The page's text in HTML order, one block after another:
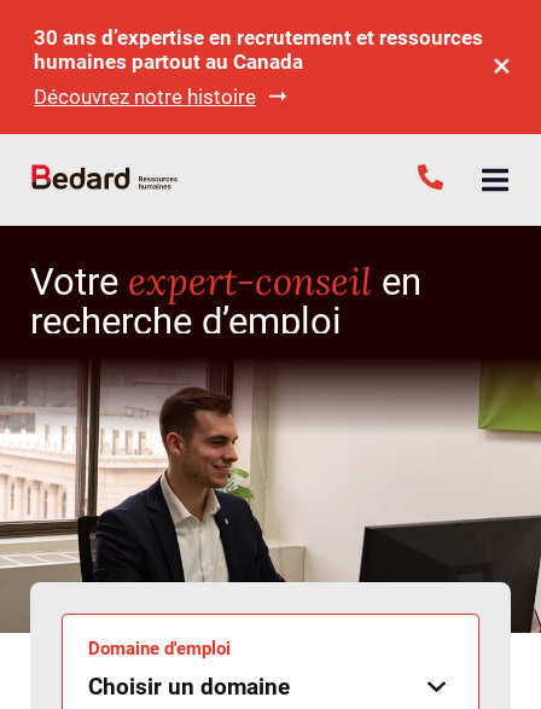
30 ans d’expertise en recrutement et ressources
humaines partout au Canada
Découvrez notre histoire
Votre expert-conseil en
recherche d’emploi
Domaine d'emploi